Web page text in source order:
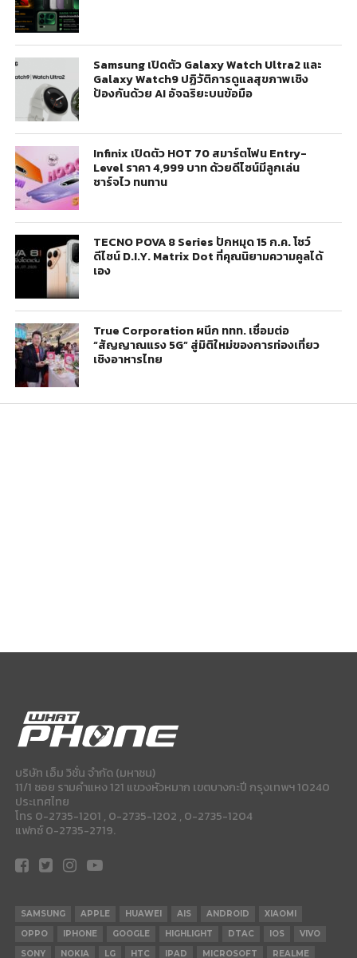
Samsung เปิดตัว Galaxy Watch Ultra2 และ
Galaxy Watch9 ปฏิวัติการดูแลสุขภาพเชิง
ป้องกันด้วย AI อัจฉริยะบนข้อมือ
Infinix เปิดตัว HOT 70 สมาร์ตโฟน Entry-
Level ราคา 4,999 บาท ด้วยดีไซน์มีลูกเล่น
ชาร์จไว ทนทาน
TECNO POVA 8 Series ปักหมุด 15 ก.ค. โชว์
ดีไซน์ D.I.Y. Matrix Dot ที่คุณนิยามความคูลได้
เอง
True Corporation ผนึก ททท. เชื่อมต่อ
“สัญญาณแรง 5G” สู่มิติใหม่ของการท่องเที่ยว
เชิงอาหารไทย
บริษัท เอ็ม วิชั่น จำกัด (มหาชน)
11/1 ซอย รามคำแหง 121 แขวงหัวหมาก เขตบางกะปี กรุงเทพฯ 10240
ประเทศไทย
โทร 0-2735-1201 , 0-2735-1202 , 0-2735-1204
แฟกซ์ 0-2735-2719.
SAMSUNG APPLE HUAWEI AIS ANDROID
XIAOMI
OPPO
IPHONE GOOGLE HIGHLIGHT DTAC IOS
VIVO
SONY
NOKIA LG HTC IPAD MICROSOFT REALME